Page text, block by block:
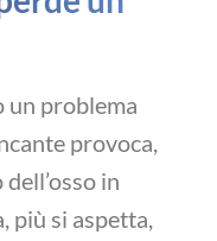
un problema
provoca,
in
più si aspetta,